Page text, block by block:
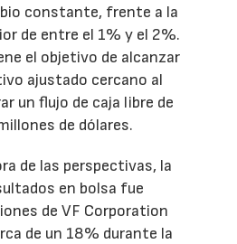
constante, frente a la
de entre el 1% y el 2%.
el objetivo de alcanzar
ajustado cercano al
un flujo de caja libre de
de dólares.
de las perspectivas, la
en bolsa fue
de VF Corporation
de un 18% durante la